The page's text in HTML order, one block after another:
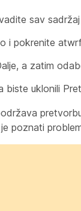
sav sadržaj
i pokrenite
a zatim
biste uklonili
poznati